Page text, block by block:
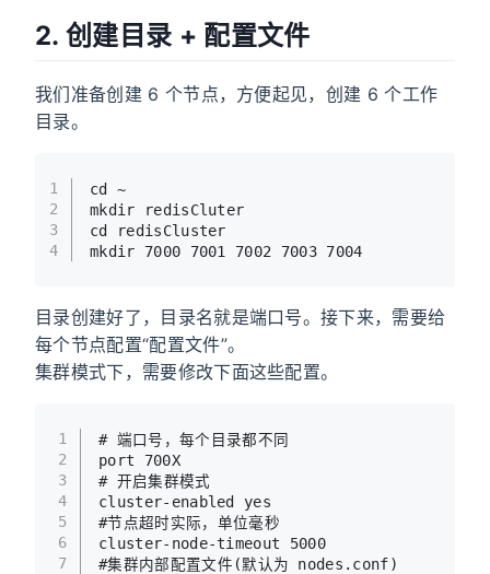
2. 创建目录 + 配置文件
我们准备创建 6 个节点，方便起见，创建 6 个工作
目录。
1
2
3
4
cd ~
mkdir redisCluter
cd redisCluster
mkdir 7000 7001 7002 7003 7004
目录创建好了，目录名就是端口号。接下来，需要给
每个节点配置“配置文件”。
集群模式下，需要修改下面这些配置。
1
2
3
4
5
6
7
# 端口号，每个目录都不同
port 700X
# 开启集群模式
cluster-enabled yes
#节点超时实际，单位毫秒
cluster- node-timeout
5000
#集群内部配置文件(默认为 nodes.conf)